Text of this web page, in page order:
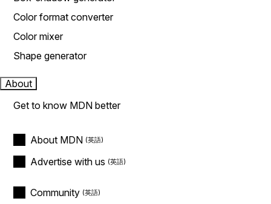
Color format converter
Color mixer
Shape generator
About
Get to know MDN better
About MDN
Advertise with us
Community